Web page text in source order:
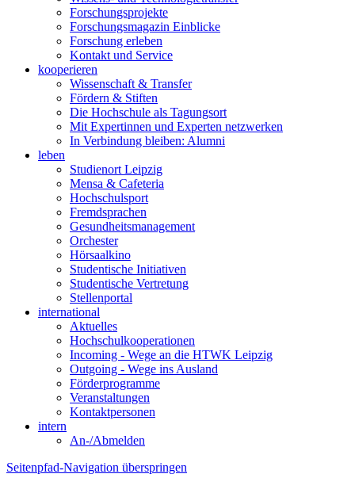
Forschungsprojekte
Forschungsmagazin Einblicke
Forschung erleben
Kontakt und Service
kooperieren
Wissenschaft & Transfer
Fördern & Stiften
Die Hochschule als Tagungsort
Mit Expertinnen und Experten netzwerken
In Verbindung bleiben: Alumni
leben
Studienort Leipzig
Mensa & Cafeteria
Hochschulsport
Fremdsprachen
Gesundheitsmanagement
Orchester
Hörsaalkino
Studentische Initiativen
Studentische Vertretung
Stellenportal
international
Aktuelles
Hochschulkooperationen
Incoming - Wege an die HTWK Leipzig
Outgoing - Wege ins Ausland
Förderprogramme
Veranstaltungen
Kontaktpersonen
intern
An-/Abmelden
Seitenpfad-Navigation überspringen